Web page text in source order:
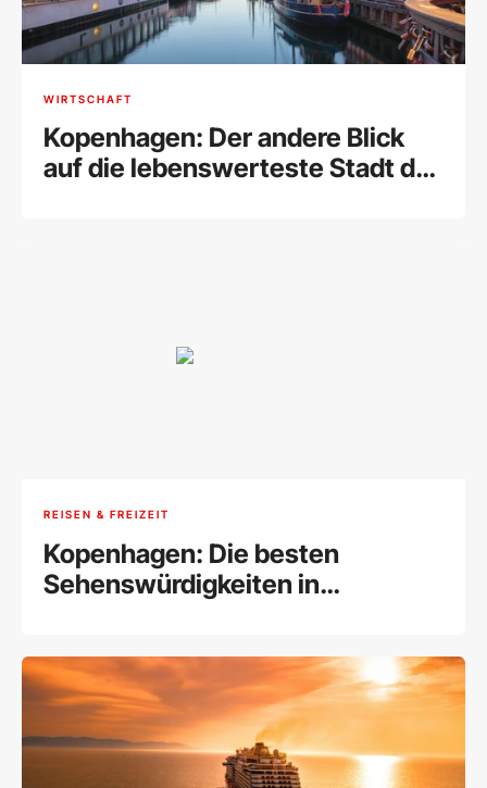
WIRTSCHAFT
Kopenhagen: Der andere Blick
auf die lebenswerteste Stadt der
REISEN & FREIZEIT
Kopenhagen: Die besten
Sehenswürdigkeiten in